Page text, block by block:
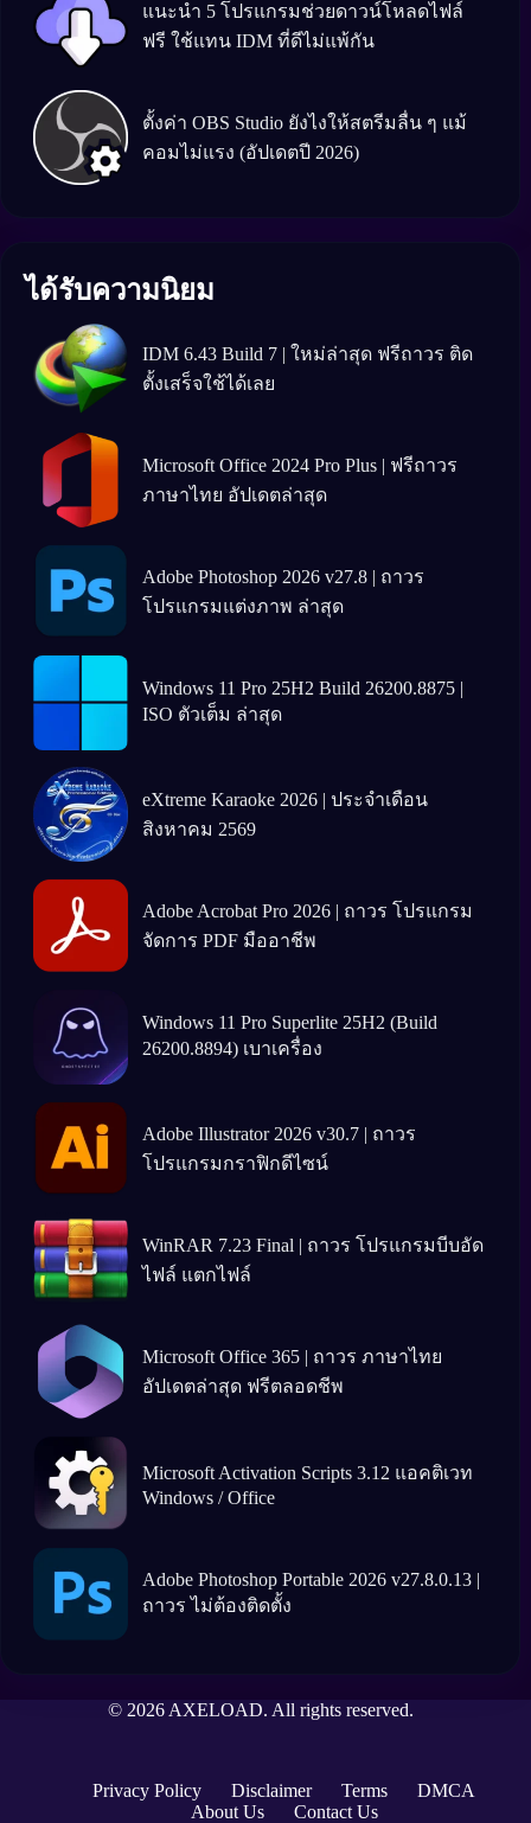
แนะนำ 5 โปรแกรมช่วยดาวน์โหลดไฟล์
ฟรี ใช้แทน IDM ที่ดีไม่แพ้กัน
ตั้งค่า OBS Studio ยังไงให้สตรีมลื่น ๆ แม้
คอมไม่แรง (อัปเดตปี 2026)
ได้รับความนิยม
IDM 6.43 Build 7 | ใหม่ล่าสุด ฟรีถาวร ติด
ตั้งเสร็จใช้ได้เลย
Microsoft Office 2024 Pro Plus | ฟรีถาวร
ภาษาไทย อัปเดตล่าสุด
Adobe Photoshop 2026 v27.8 | ถาวร
โปรแกรมแต่งภาพ ล่าสุด
Windows 11 Pro 25H2 Build 26200.8875 |
ISO ตัวเต็ม ล่าสุด
eXtreme Karaoke 2026 | ประจำเดือน
สิงหาคม 2569
Adobe Acrobat Pro 2026 | ถาวร โปรแกรม
จัดการ PDF มืออาชีพ
Windows 11 Pro Superlite 25H2 (Build
26200.8894) เบาเครื่อง
Adobe Illustrator 2026 v30.7 | ถาวร
โปรแกรมกราฟิกดีไซน์
WinRAR 7.23 Final | ถาวร โปรแกรมบีบอัด
ไฟล์ แตกไฟล์
Microsoft Office 365 | ถาวร ภาษาไทย
อัปเดตล่าสุด ฟรีตลอดชีพ
Microsoft Activation Scripts 3.12 แอคติเวท
Windows / Office
Adobe Photoshop Portable 2026 v27.8.0.13 |
ถาวร ไม่ต้องติดตั้ง
© 2026 AXELOAD. All rights reserved.
Privacy Policy Disclaimer Terms
DMCA
About Us
Contact Us